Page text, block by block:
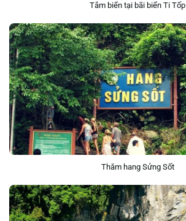
Tắm biển tại bãi biển Ti Tốp
Thăm hang Sửng Sốt